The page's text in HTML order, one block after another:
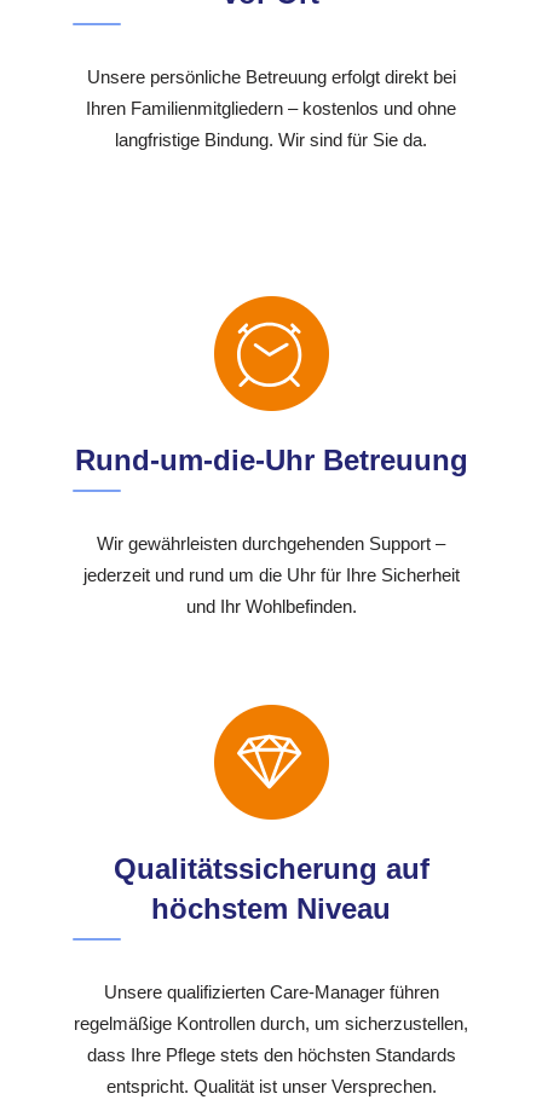
Unsere persönliche Betreuung erfolgt direkt bei
Ihren Familienmitgliedern – kostenlos und ohne
langfristige Bindung. Wir sind für Sie da.
Rund-um-die-Uhr Betreuung
Wir gewährleisten durchgehenden Support –
jederzeit und rund um die Uhr für Ihre Sicherheit
und Ihr Wohlbefinden.
Qualitätssicherung auf
höchstem Niveau
Unsere qualifizierten Care-Manager führen
regelmäßige Kontrollen durch, um sicherzustellen,
dass Ihre Pflege stets den höchsten Standards
entspricht. Qualität ist unser Versprechen.